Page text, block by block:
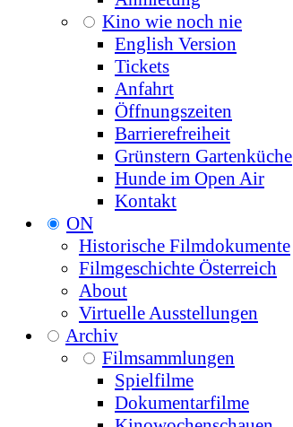
Kino wie noch nie
English Version
Tickets
Anfahrt
Öffnungszeiten
Barrierefreiheit
Grünstern Gartenküche
Hunde im Open Air
Kontakt
ON
Historische Filmdokumente
Filmgeschichte Österreich
About
Virtuelle Ausstellungen
Archiv
Filmsammlungen
Spielfilme
Dokumentarfilme